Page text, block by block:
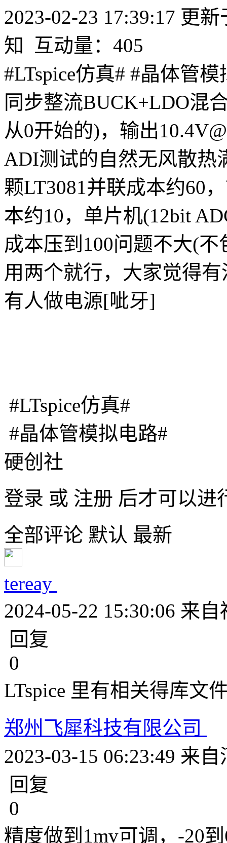
2023-02-23 17:39:17 更新
知
互动量：405
#LTspice仿真# #晶体管
同步整流BUCK+LDO混
从0开始的)，输出
ADI测试的自然无风散
颗LT3081并联成本约60
本约10，单片机(12bit
成本压到100问题不大(
用两个就行，大家觉得
有人做电源[呲牙]
#LTspice仿真#
#晶体管模拟电路#
硬创社
登录 或 注册 后才可以进
全部评论 默认 最新
tereay
2024-05-22 15:30:06 来自
回复
0
LTspice 里有相关得库文
郑州飞犀科技有限公司
2023-03-15 06:23:49 来自
回复
0
精度做到1mv可调，-20